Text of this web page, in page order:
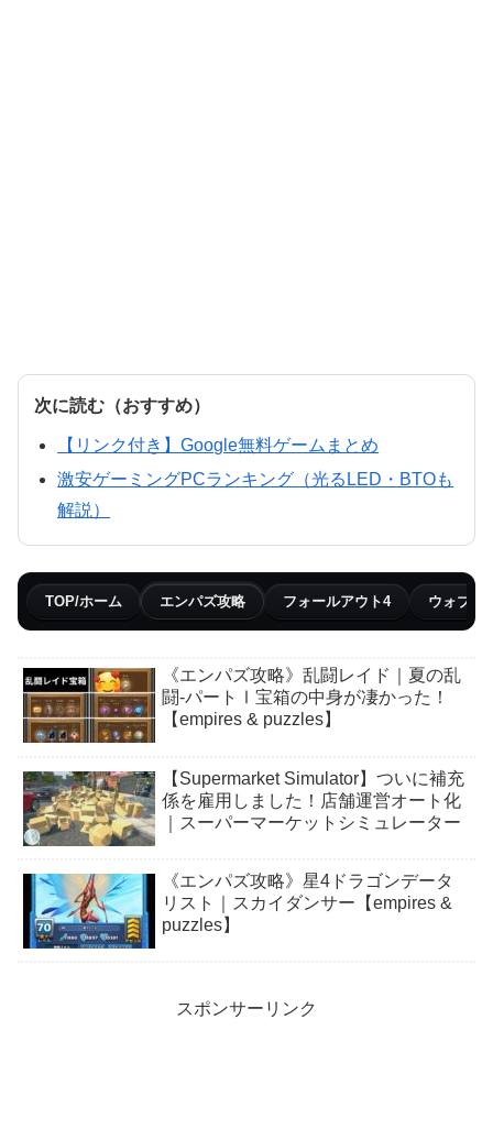
次に読む（おすすめ）
【リンク付き】Google無料ゲームまとめ
激安ゲーミングPCランキング（光るLED・BTOも
解説）
TOP/ホーム エンパズ攻略 フォールアウト4 ウォブリ
《エンパズ攻略》乱闘レイド｜夏の乱
闘-パートⅠ宝箱の中身が凄かった！
【empires & puzzles】
【Supermarket Simulator】ついに補充
係を雇用しました！店舗運営オート化
｜スーパーマーケットシミュレーター
《エンパズ攻略》星4ドラゴンデータ
リスト｜スカイダンサー【empires &
puzzles】
スポンサーリンク